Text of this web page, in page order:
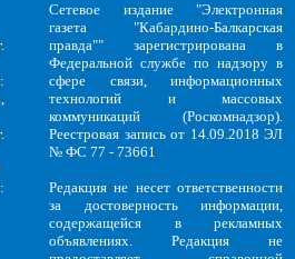
Сетевое издание "Электронная
газета "Кабардино-Балкарская
правда"" зарегистрирована в
Федеральной службе по надзору в
сфере связи, информационных
технологий и массовых
коммуникаций (Роскомнадзор).
Реестровая запись от 14.09.2018 ЭЛ
№ ФС 77 - 73661
Редакция не несет ответственности
за достоверность информации,
содержащейся в рекламных
объявлениях. Редакция не